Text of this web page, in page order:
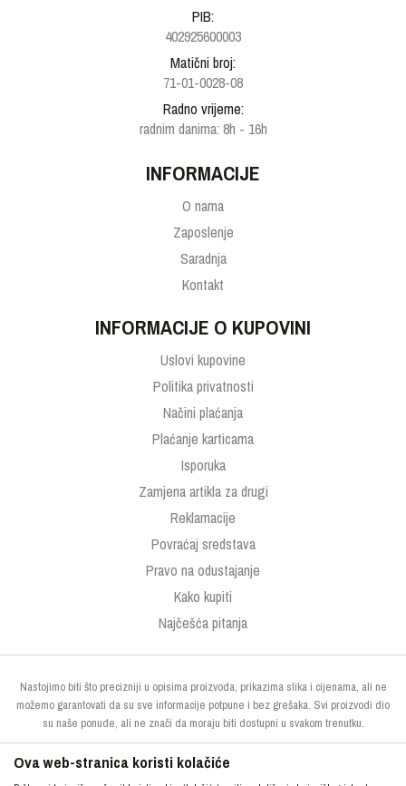
PIB:
402925600003
Matični broj:
71-01-0028-08
Radno vrijeme:
radnim danima: 8h - 16h
INFORMACIJE
O nama
Zaposlenje
Saradnja
Kontakt
INFORMACIJE O KUPOVINI
Uslovi kupovine
Politika privatnosti
Načini plaćanja
Plaćanje karticama
Isporuka
Zamjena artikla za drugi
Reklamacije
Povraćaj sredstava
Pravo na odustajanje
Kako kupiti
Najčešća pitanja
Nastojimo biti što precizniji u opisima proizvoda, prikazima slika i cijenama, ali ne
možemo garantovati da su sve informacije potpune i bez grešaka. Svi proizvodi dio
su naše ponude, ali ne znači da moraju biti dostupni u svakom trenutku.
Ova web-stranica koristi kolačiće